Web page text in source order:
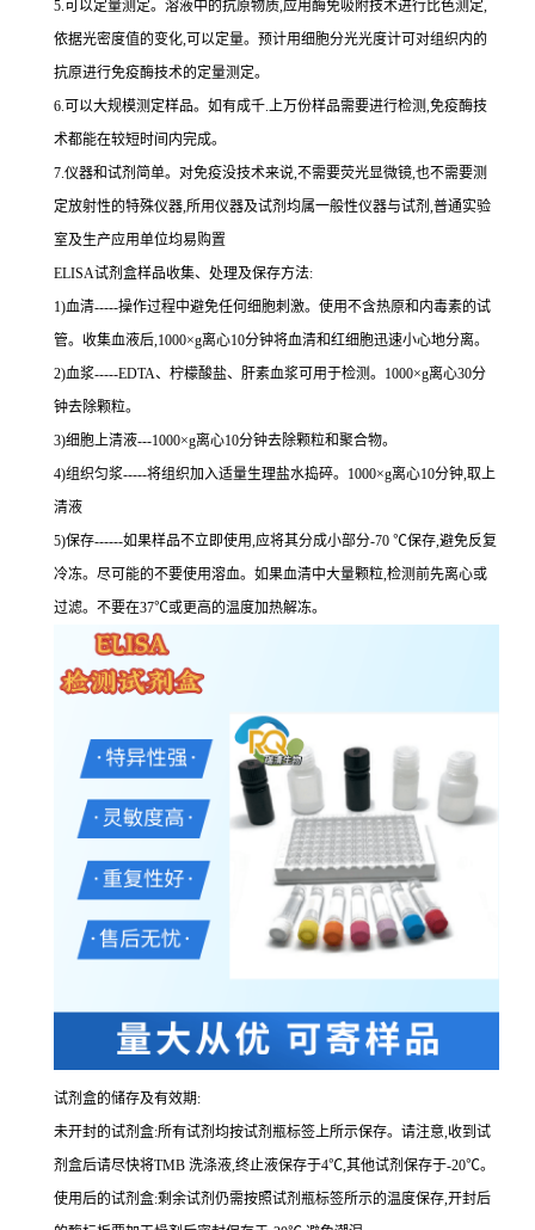
5.可以定量测定。溶液中的抗原物质,应用酶免吸附技术进行比色测定,
依据光密度值的变化,可以定量。预计用细胞分光光度计可对组织内的
抗原进行免疫酶技术的定量测定。
6.可以大规模测定样品。如有成千.上万份样品需要进行检测,免疫酶技
术都能在较短时间内完成。
7.仪器和试剂简单。对免疫没技术来说,不需要荧光显微镜,也不需要测
定放射性的特殊仪器,所用仪器及试剂均属一般性仪器与试剂,普通实验
室及生产应用单位均易购置
ELISA试剂盒样品收集、处理及保存方法:
1)血清-----操作过程中避免任何细胞刺激。使用不含热原和内毒素的试
管。收集血液后,1000×g离心10分钟将血清和红细胞迅速小心地分离。
2)血浆-----EDTA、柠檬酸盐、肝素血浆可用于检测。1000×g离心30分
钟去除颗粒。
3)细胞上清液---1000×g离心10分钟去除颗粒和聚合物。
4)组织匀浆-----将组织加入适量生理盐水捣碎。1000×g离心10分钟,取上
清液
5)保存------如果样品不立即使用,应将其分成小部分-70 ℃保存,避免反复
冷冻。尽可能的不要使用溶血。如果血清中大量颗粒,检测前先离心或
过滤。不要在37℃或更高的温度加热解冻。
试剂盒的储存及有效期:
未开封的试剂盒:所有试剂均按试剂瓶标签上所示保存。请注意,收到试
剂盒后请尽快将TMB 洗涤液,终止液保存于4℃,其他试剂保存于-20℃。
使用后的试剂盒:剩余试剂仍需按照试剂瓶标签所示的温度保存,开封后